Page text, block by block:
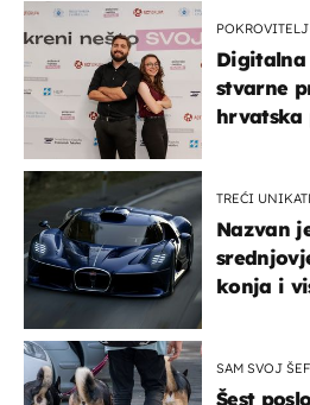
Digitalna
stvarne
hrvatska
TREĆI
Nazvan
konja i
SAM SVOJ ŠEF
Šest